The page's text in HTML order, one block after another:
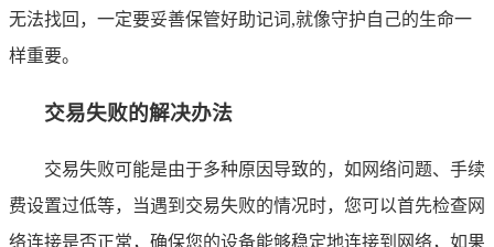
无法找回，一定要妥善保管好助记词,就像守护自己的生命一
样重要。
交易失败的解决办法
交易失败可能是由于多种原因导致的，如网络问题、手续
费设置过低等，当遇到交易失败的情况时，您可以首先检查网
络连接是否正常，确保您的设备能够稳定地连接到网络，如果